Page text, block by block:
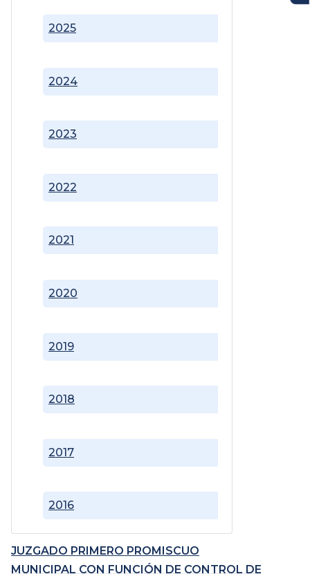
2016
2017
2018
2019
2020
2021
2022
2023
2024
2025
JUZGADO PRIMERO PROMISCUO
MUNICIPAL CON FUNCIÓN DE CONTROL DE